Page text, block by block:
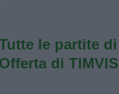
le partite
di